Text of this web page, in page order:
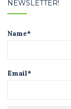
NEWSLETTER!
Name*
Email*